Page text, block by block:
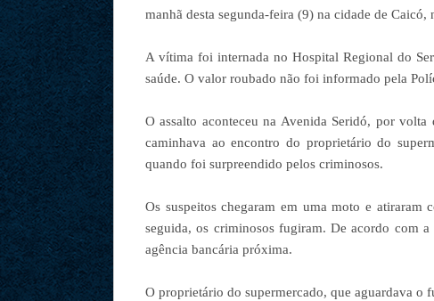
manhã desta segunda-feira (9) na cidade de
A vítima foi internada no Hospital Regional do
saúde. O valor roubado não foi informado pela
O assalto aconteceu na Avenida Seridó, por
caminhava ao encontro do proprietário do
quando foi surpreendido pelos criminosos.
Os suspeitos chegaram em uma moto e
seguida, os criminosos fugiram. De acordo com
agência bancária próxima.
O proprietário do supermercado, que aguardava